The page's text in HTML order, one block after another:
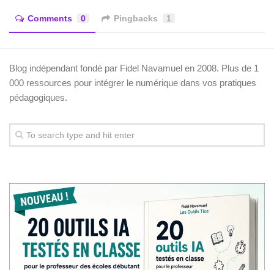
Comments 0 Pingbacks 1
Blog indépendant fondé par Fidel Navamuel en 2008. Plus de 1
000 ressources pour intégrer le numérique dans vos pratiques
pédagogiques.